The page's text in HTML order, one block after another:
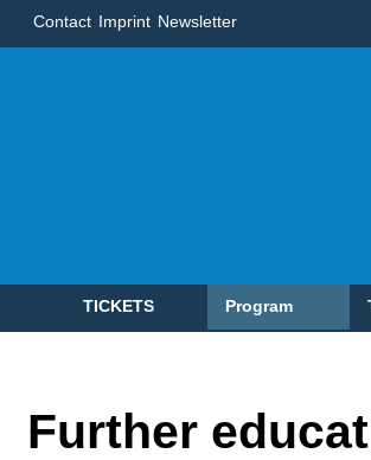
Contact Imprint Newsletter
TICKETS Program
Further